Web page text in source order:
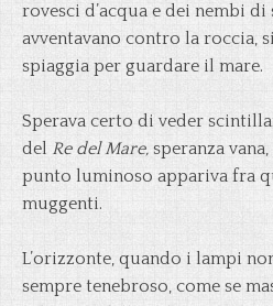
rovesci d’acqua e dei nembi di
avventavano contro la roccia,
spiaggia per guardare il mare.
Sperava certo di veder
del Re del Mare, speranza
punto luminoso appariva fra
muggenti.
L’orizzonte, quando i lampi
sempre tenebroso, come se